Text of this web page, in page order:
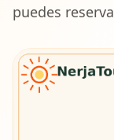
puedes